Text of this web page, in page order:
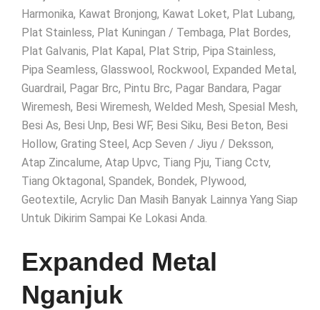
Harmonika, Kawat Bronjong, Kawat Loket, Plat Lubang,
Plat Stainless, Plat Kuningan / Tembaga, Plat Bordes,
Plat Galvanis, Plat Kapal, Plat Strip, Pipa Stainless,
Pipa Seamless, Glasswool, Rockwool, Expanded Metal,
Guardrail, Pagar Brc, Pintu Brc, Pagar Bandara, Pagar
Wiremesh, Besi Wiremesh, Welded Mesh, Spesial Mesh,
Besi As, Besi Unp, Besi WF, Besi Siku, Besi Beton, Besi
Hollow, Grating Steel, Acp Seven / Jiyu / Deksson,
Atap Zincalume, Atap Upvc, Tiang Pju, Tiang Cctv,
Tiang Oktagonal, Spandek, Bondek, Plywood,
Geotextile, Acrylic Dan Masih Banyak Lainnya Yang Siap
Untuk Dikirim Sampai Ke Lokasi Anda.
Expanded Metal
Nganjuk